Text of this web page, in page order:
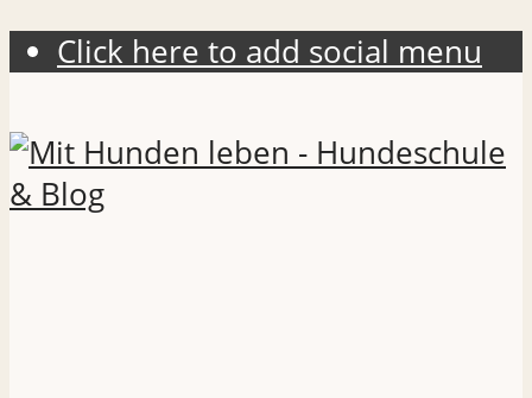
Click here to add social menu